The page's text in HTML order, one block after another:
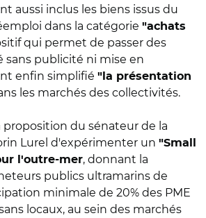
aussi inclus les biens issus du
dans la catégorie "achats
qui permet de passer des
sans publicité ni mise en
enfin simplifié "la présentation
les marchés des collectivités.
proposition du sénateur de la
Lurel d'expérimenter un "Small
l'outre-mer, donnant la
publics ultramarins de
minimale de 20% des PME
locaux, au sein des marchés